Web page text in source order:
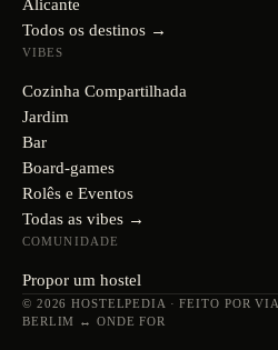
Alicante
Todos os destinos →
VIBES
Cozinha Compartilhada
Jardim
Bar
Board-games
Rolês e Eventos
Todas as vibes →
COMUNIDADE
Propor um hostel
© 2026 HOSTELPEDIA · FEITO POR
BERLIM ↔ ONDE FOR